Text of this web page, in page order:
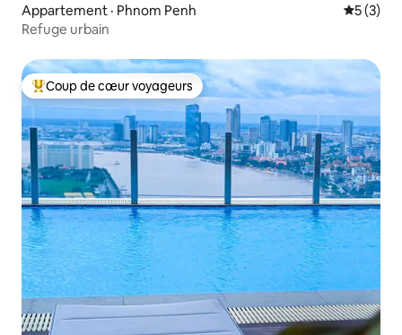
Appartement · Phnom Penh Note
5 (3)
Refuge urbain
Coup de cœur voyageurs parmi les plus aimés
Coup de cœur voyageurs